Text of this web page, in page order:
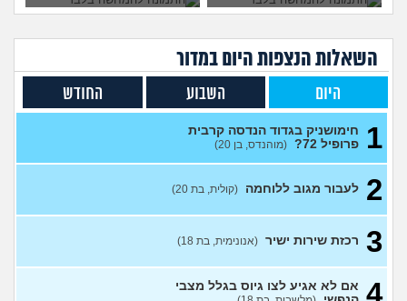
מיוני אשכול התעופה (ככככ, בן
0
מה דעתכם על מסלול מודאל
בחיל המודיעין? (צגצגצג, בן 18) עצות
צה"ל מכחיש החזרת ציוד א
בזמן שהחזרתי, וההשלכות
(משוחרר )?(, בן 21)
עצות
מה עושים עם החיים עכשיו?
(אנוני, בת 18) עצות
אנשים שעברו מחיל הטנא/
שירות לאומי באגף השיקום
(שיר, בת 18)
כדאי לחתום קבע או לא?
(xxx,
בן 21)
השאלות הנצפות היוםבמדור
היום השבוע החודש
1
חימושניק בגדוד הנדסה קרבית
פרופיל 72?
(מוהנדס, בן 20)
2 לעבור מגוב ללוחמה (קולית, בת 20)
3 רכזת שירות ישיר (אנונימית, בת 18)
4 אם לא אגיע לצו גיוס בגלל מצבי